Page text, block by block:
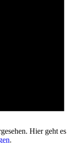
Hier geht es
.